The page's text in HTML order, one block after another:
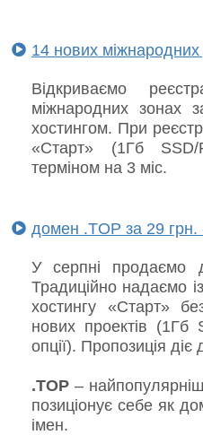
14 нових
Відкриваємо
міжнародних зонах
хостингом. При
«Старт» (1Гб
терміном на 3 міс.
домен .TOP за 29 грн.
У серпні продаємо
Традиційно надаємо
хостингу «Старт»
нових проектів (1Гб
опції). Пропозиція
.TOP –
позиціонує себе як
імен.